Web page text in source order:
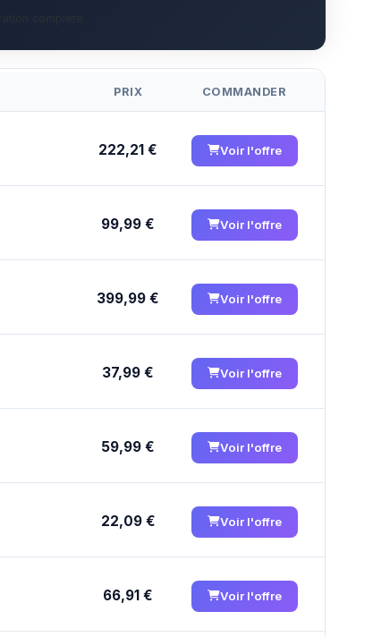
PRIX COMMANDER
222,21 € Voir l'offre
99,99 € Voir l'offre
399,99 € Voir l'offre
37,99 € Voir l'offre
59,99 € Voir l'offre
22,09 € Voir l'offre
66,91 € Voir l'offre